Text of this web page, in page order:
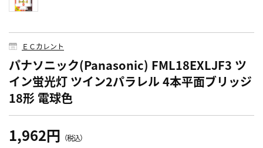
ＥＣカレント
パナソニック(Panasonic) FML18EXLJF3 ツ
イン蛍光灯 ツイン2パラレル 4本平面ブリッジ
18形 電球色
1,962円 （税込）